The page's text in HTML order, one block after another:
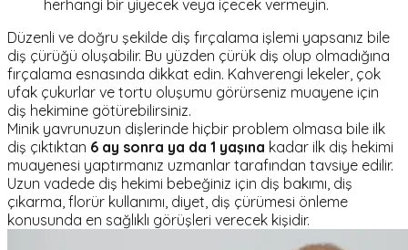
herhangi bir yiyecek veya içecek vermeyin.
Düzenli ve doğru şekilde diş fırçalama işlemi yapsanız bile
diş çürüğü oluşabilir. Bu yüzden çürük diş olup olmadığına
fırçalama esnasında dikkat edin. Kahverengi lekeler, çok
ufak çukurlar ve tortu oluşumu görürseniz muayene için
diş hekimine götürebilirsiniz.
Minik yavrunuzun dişlerinde hiçbir problem olmasa bile ilk
diş çıktıktan 6 ay sonra ya da 1 yaşına kadar ilk diş hekimi
muayenesi yaptırmanız uzmanlar tarafından tavsiye edilir.
Uzun vadede diş hekimi bebeğiniz için diş bakımı, diş
çıkarma, florür kullanımı, diyet, diş çürümesi önleme
konusunda en sağlıklı görüşleri verecek kişidir.